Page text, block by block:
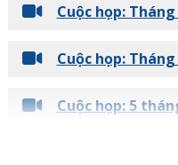
Cuộc họp: Tháng
Cuộc họp: Tháng
Cuộc họp: 5